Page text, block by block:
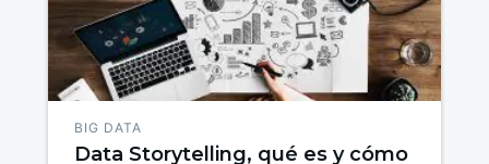
BIG DATA
Data Storytelling, qué es y cómo